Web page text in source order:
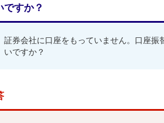
ですか？
証券会社に口座をもっていません。口座振
いですか？